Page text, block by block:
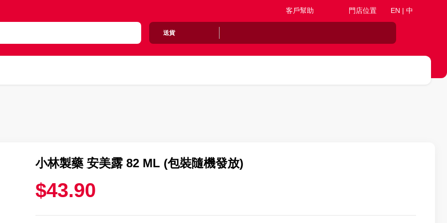
客戶幫助 門店位置 EN | 中
送貨
小林製藥 安美露 82 ML (包裝隨機發放)
$43.90